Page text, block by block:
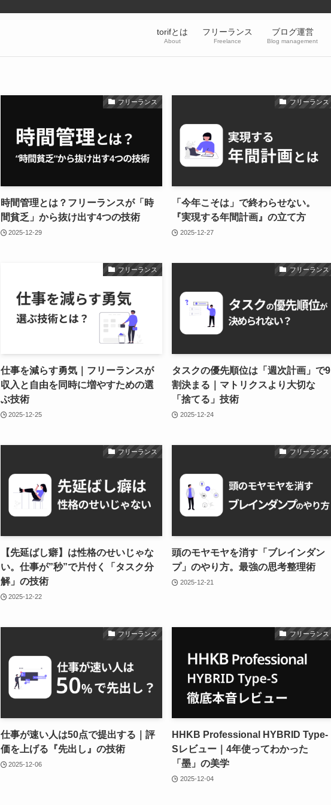
torifとは
About
フリーランス
Freelance
ブログ運営
Blog management
フリーランス
時間管理とは？フリーランスが「時
間貧乏」から抜け出す4つの技術
2025-12-29
フリーランス
「今年こそは」で終わらせない。
『実現する年間計画』の立て方
2025-12-27
フリーランス
仕事を減らす勇気｜フリーランスが
収入と自由を同時に増やすための選
ぶ技術
2025-12-25
フリーランス
タスクの優先順位は「週次計画」で9
割決まる｜マトリクスより大切な
「捨てる」技術
2025-12-24
フリーランス
【先延ばし癖】は性格のせいじゃな
い。仕事が”秒”で片付く「タスク分
解」の技術
2025-12-22
フリーランス
頭のモヤモヤを消す「ブレインダン
プ」のやり方。最強の思考整理術
2025-12-21
フリーランス
仕事が速い人は50点で提出する｜評
価を上げる『先出し』の技術
2025-12-06
フリーランス
HHKB Professional HYBRID Type-
Sレビュー｜4年使ってわかった
「墨」の美学
2025-12-04